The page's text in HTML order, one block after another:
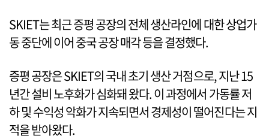
SKIET는 최근 증평 공장의 전체 생산라인에 대한 상업가
동 중단에 이어 중국 공장 매각 등을 결정했다.
증평 공장은 SKIET의 국내 초기 생산 거점으로, 지난 15
년간 설비 노후화가 심화돼 왔다. 이 과정에서 가동률 저
하 및 수익성 악화가 지속되면서 경제성이 떨어진다는 지
적을 받아왔다.